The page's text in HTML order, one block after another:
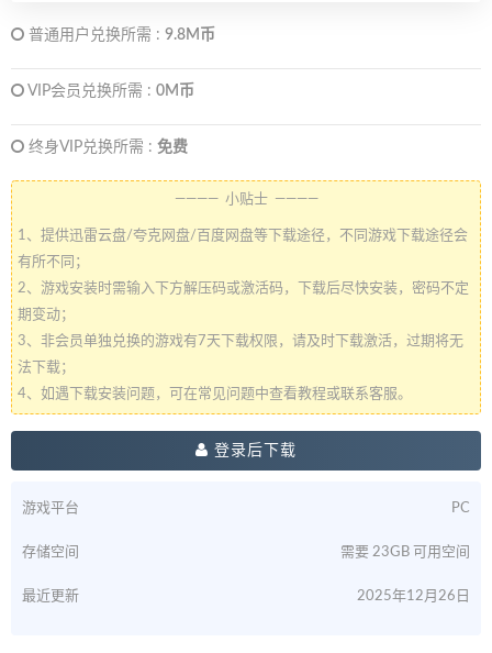
普通用户兑换所需 : 9.8M币
VIP会员兑换所需 : 0M币
终身VIP兑换所需 : 免费
———— 小贴士 ————
1、提供迅雷云盘/夸克网盘/百度网盘等下载途径，不同游戏下载途径会
有所不同；
2、游戏安装时需输入下方解压码或激活码，下载后尽快安装，密码不定
期变动；
3、非会员单独兑换的游戏有7天下载权限，请及时下载激活，过期将无
法下载；
4、如遇下载安装问题，可在常见问题中查看教程或联系客服。
登录后下载
游戏平台 PC
存储空间 需要 23GB 可用空间
最近更新 2025年12月26日